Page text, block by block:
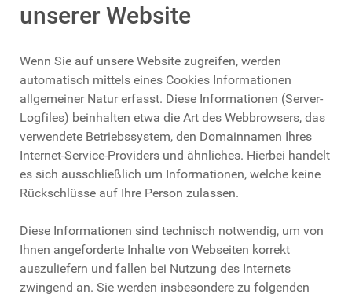
unserer Website
Wenn Sie auf unsere Website zugreifen, werden
automatisch mittels eines Cookies Informationen
allgemeiner Natur erfasst. Diese Informationen (Server-
Logfiles) beinhalten etwa die Art des Webbrowsers, das
verwendete Betriebssystem, den Domainnamen Ihres
Internet-Service-Providers und ähnliches. Hierbei handelt
es sich ausschließlich um Informationen, welche keine
Rückschlüsse auf Ihre Person zulassen.
Diese Informationen sind technisch notwendig, um von
Ihnen angeforderte Inhalte von Webseiten korrekt
auszuliefern und fallen bei Nutzung des Internets
zwingend an. Sie werden insbesondere zu folgenden